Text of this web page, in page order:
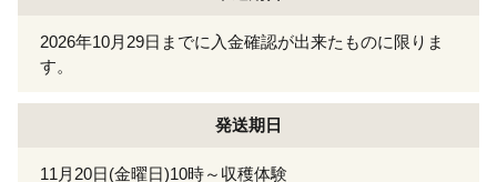
2026年10月29日までに入金確認が出来たものに限りま
す。
発送期日
11月20日(金曜日)10時～収穫体験